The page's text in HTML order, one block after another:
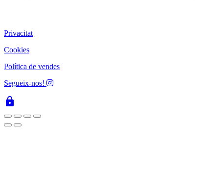
Privacitat
Cookies
Política de vendes
Segueix-nos!
lock